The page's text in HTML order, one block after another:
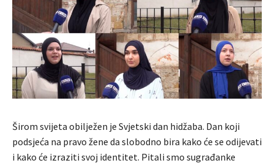
Širom svijeta obilježen je Svjetski dan hidžaba. Dan koji
podsjeća na pravo žene da slobodno bira kako će se odijevati
i kako će izraziti svoj identitet. Pitali smo sugrađanke